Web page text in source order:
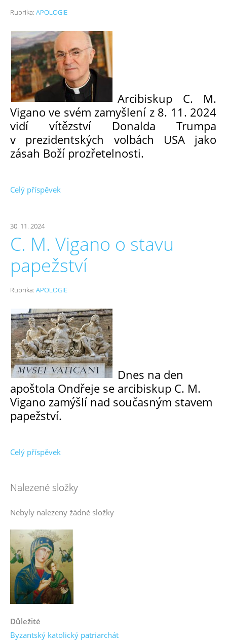
Rubrika: APOLOGIE
Arcibiskup C. M.
Vigano ve svém zamyšlení z 8. 11. 2024
vidí vítězství Donalda Trumpa
v prezidentských volbách USA jako
zásah Boží prozřetelnosti.
Celý příspěvek
30. 11. 2024
C. M. Vigano o stavu
papežství
Rubrika: APOLOGIE
Dnes na den
apoštola Ondřeje se arcibiskup C. M.
Vigano zamýšlí nad současným stavem
papežství.
Celý příspěvek
Nalezené složky
Nebyly nalezeny žádné složky
Důležité
Byzantský katolický patriarchát